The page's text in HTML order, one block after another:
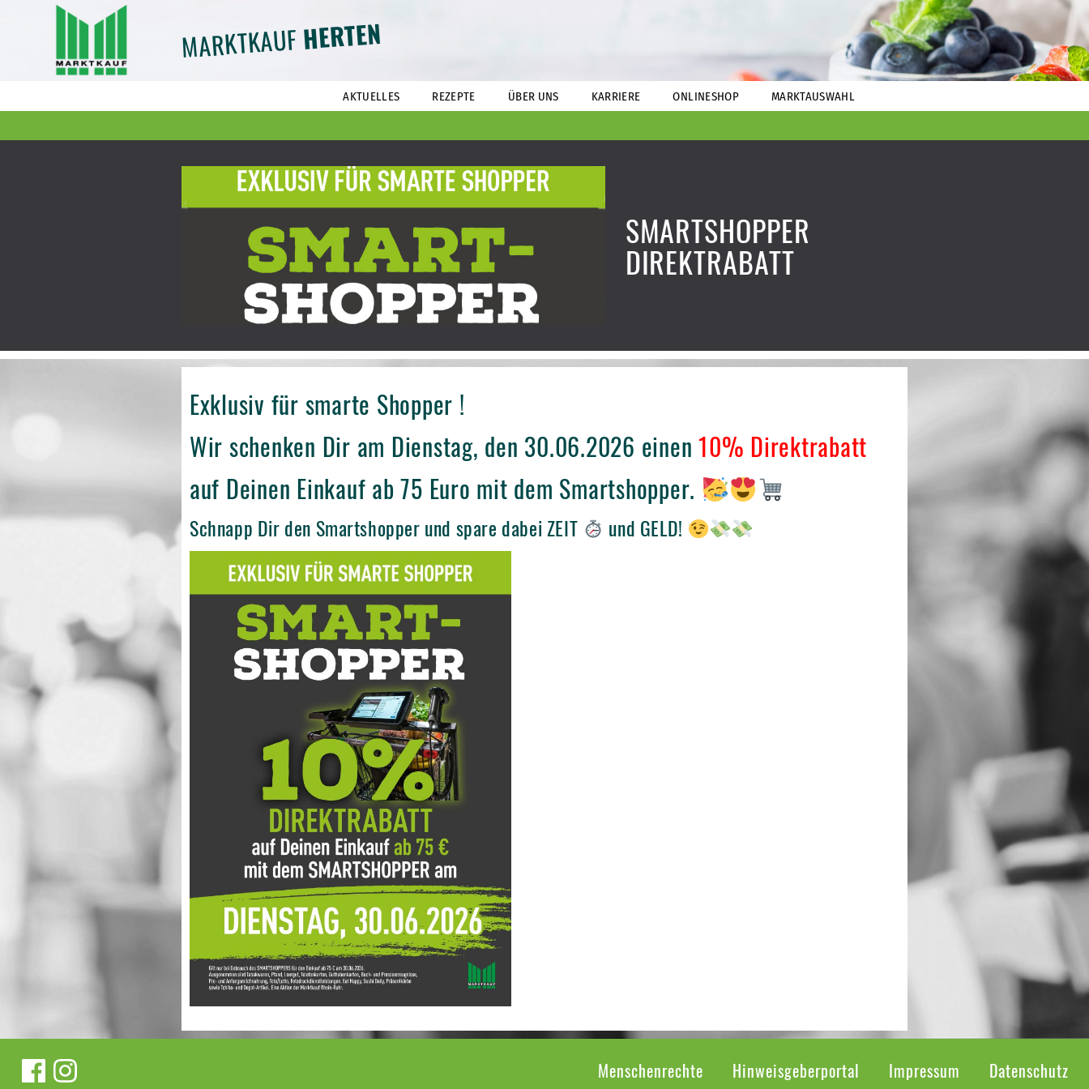
MARKTKAUFHERTEN
AKTUELLES REZEPTE ÜBER UNS KARRIERE ONLINESHOP MARKTAUSWAHL
SMARTSHOPPER
DIREKTRABATT
Exklusiv für smarte Shopper !
Wir schenken Dir am Dienstag, den 30.06.2026 einen10% Direktrabatt
auf Deinen Einkauf ab 75 Euro mit dem Smartshopper.
Schnapp Dir den Smartshopper und spare dabei ZEIT und GELD!
Menschenrechte Hinweisgeberportal Impressum Datenschutz